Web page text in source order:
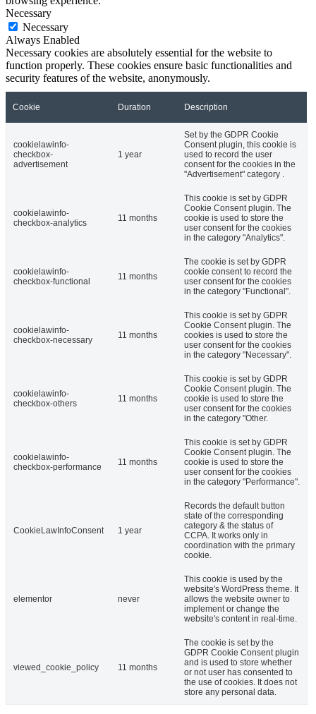
Necessary
Necessary
Always Enabled
Necessary cookies are absolutely essential for the website to
function properly. These cookies ensure basic functionalities and
security features of the website, anonymously.
Cookie Duration Description
cookielawinfo-
checkbox-
advertisement
1 year
Set by the GDPR Cookie
Consent plugin, this cookie is
used to record the user
consent for the cookies in the
"Advertisement" category .
cookielawinfo-
checkbox-analytics
11 months
This cookie is set by GDPR
Cookie Consent plugin. The
cookie is used to store the
user consent for the cookies
in the category "Analytics".
cookielawinfo-
checkbox-functional
11 months
The cookie is set by GDPR
cookie consent to record the
user consent for the cookies
in the category "Functional".
cookielawinfo-
checkbox-necessary
11 months
This cookie is set by GDPR
Cookie Consent plugin. The
cookies is used to store the
user consent for the cookies
in the category "Necessary".
cookielawinfo-
checkbox-others
11 months
This cookie is set by GDPR
Cookie Consent plugin. The
cookie is used to store the
user consent for the cookies
in the category "Other.
cookielawinfo-
checkbox-performance
11 months
This cookie is set by GDPR
Cookie Consent plugin. The
cookie is used to store the
user consent for the cookies
in the category "Performance".
CookieLawInfoConsent 1 year
Records the default button
state of the corresponding
category & the status of
CCPA. It works only in
coordination with the primary
cookie.
elementor never
This cookie is used by the
website's WordPress theme. It
allows the website owner to
implement or change the
website's content in real-time.
viewed_cookie_policy 11 months
The cookie is set by the
GDPR Cookie Consent plugin
and is used to store whether
or not user has consented to
the use of cookies. It does not
store any personal data.